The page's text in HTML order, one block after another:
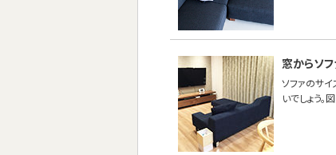
窓からソ
ソファのサ
いでしょう